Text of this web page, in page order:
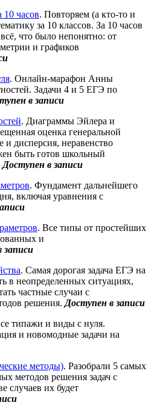
10 часов. Повторяем (а кто-то и
за 10 классов. За 10 часов
что было непонятно: от
и графиков
. Онлайн-марафон Анны
Задачи 4 и 5 ЕГЭ по
в записи
. Диаграммы Эйлера и
оценка генеральной
дисперсия, неравенство
быть готов школьный
Доступен в записи
. Фундамент дальнейшего
включая уравнения с
. Все типы от простейших
и
записи
. Самая дорогая задача ЕГЭ на
в неопределенных ситуациях,
частные случаи с
решения. Доступен в записи
типажи и виды с нуля.
и новомодные задачи на
методы). Разобрали 5 самых
методов решения задач с
случаев их будет